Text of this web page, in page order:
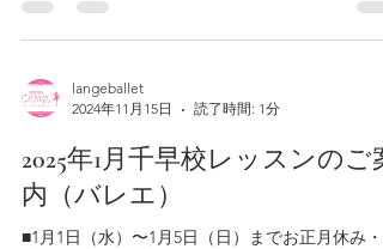
→振替日1月31日（金） ★・1月4日（土）全クラ
お休み...
langeballet
2024年11月15日
読了時間: 1分
2025年1月千早校レッスンのご案
内（バレエ）
■1月1日（水）〜1月5日（日）までお正月休み・